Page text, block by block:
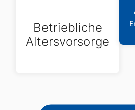
Betriebliche
Altersvorsorge